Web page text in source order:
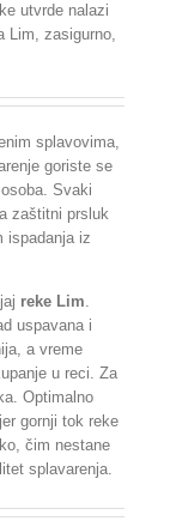
utvrde nalazi
Lim, zasigurno,
splavovima,
goriste se
Svaki
zaštitni prsluk
ispadanja iz
reke Lim.
uspavana i
a vreme
u reci. Za
Optimalno
gornji tok reke
čim nestane
splavarenja.